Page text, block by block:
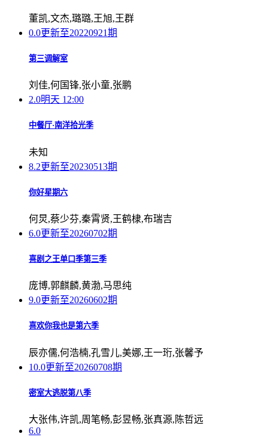
董凯,文杰,璐璐,王旭,王群
0.0更新至20220921期
第三调解室
刘佳,何国锋,张小童,张鹏
2.0明天 12:00
中餐厅·南洋拾光季
未知
8.2更新至20230513期
你好星期六
何炅,蔡少芬,秦霄贤,王鹤棣,布瑞吉
6.0更新至20260702期
喜剧之王单口季第三季
庞博,郭麒麟,黄渤,马思纯
9.0更新至20260602期
喜欢你我也是第六季
辰亦儒,何浩楠,孔雪儿,美娜,王一珩,张馨予
10.0更新至20260708期
密室大逃脱第八季
大张伟,许凯,周笔畅,彭昱畅,张真源,陈哲远
6.0